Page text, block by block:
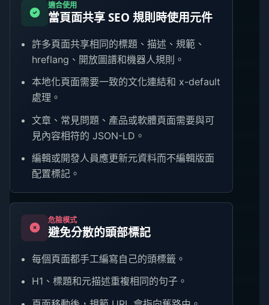
適合使用
當頁面共享 SEO 規則時使用元件
許多頁面共享相同的標題、描述、規範、
hreflang、開放圖譜和機器人規則。
本地化頁面需要一致的文化連結和 x-default
處理。
文章、常見問題、產品或軟體頁面需要與可
見內容相符的 JSON-LD。
編輯或開發人員應更新元資料而不編輯版面
配置標記。
危險模式
避免分散的頭部標記
每個頁面都手工編寫自己的頭標籤。
H1、標題和元描述重複相同的句子。